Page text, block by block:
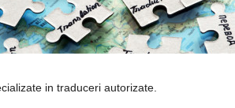
in traduceri autorizate.